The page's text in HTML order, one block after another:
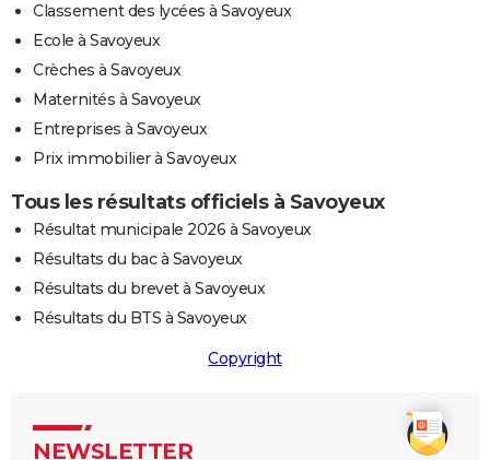
Classement des lycées à Savoyeux
Ecole à Savoyeux
Crèches à Savoyeux
Maternités à Savoyeux
Entreprises à Savoyeux
Prix immobilier à Savoyeux
Tous les résultats officiels à Savoyeux
Résultat municipale 2026 à Savoyeux
Résultats du bac à Savoyeux
Résultats du brevet à Savoyeux
Résultats du BTS à Savoyeux
Copyright
NEWSLETTER